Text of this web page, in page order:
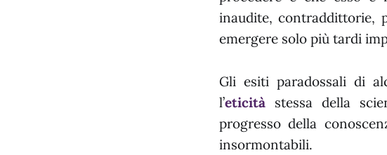
inaudite, contraddittorie,
emergere solo più tardi
Gli esiti paradossali di
l’eticità stessa della
progresso della
insormontabili.